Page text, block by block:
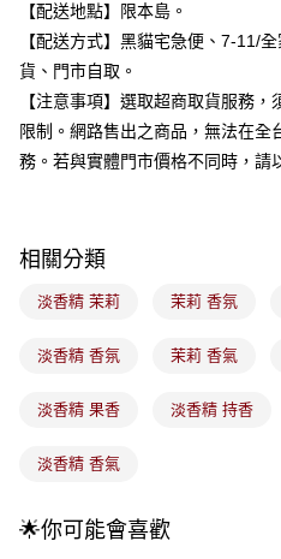
消。如遇「轉專審核」未通過狀況，表
法說明評估內容。
【繳款方式說明】
1.分期款項不併入電信帳單，「大哥付
醒簡訊。
2.透過簡訊連結打開帳單後，可選擇「
帳／街口支付／iPASS MONEY」等通路
買賣價金債權讓與本公司後，依約使用
資料（包含姓名、電話或地址）提供
3.完整用戶服務條款，請詳閱以下連結：
每筆NT$100，滿NT$899(含以上)
付款後全家取貨
每筆NT$100，滿NT$899(含以上)
7-11取貨付款
每筆NT$100，滿NT$899(含以上)
每筆NT$100，滿NT$899(含以上)
宅配
付款後門市自取
每筆NT$100，滿NT$399(含以上)
【配送地點】限本島。
【配送方式】黑貓宅急便、7-11/
貨、門市自取。
【注意事項】選取超商取貨服務
限制。網路售出之商品，無法在全
務。若與實體門市價格不同時，請
相關分類
淡香精 茉莉 茉莉 香氛
淡香精 香氛 茉莉 香氣
淡香精 果香 淡香精 持香
淡香精 香氣
🌟你可能會喜歡